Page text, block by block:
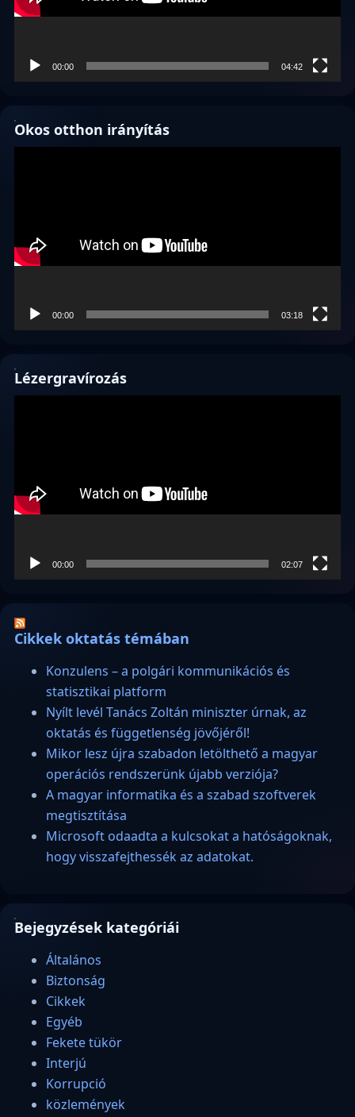
00:00 04:42
Okos otthon irányítás
00:00 03:18
Lézergravírozás
00:00 02:07
Cikkek oktatás témában
Konzulens – a polgári kommunikációs és
statisztikai platform
Nyílt levél Tanács Zoltán miniszter úrnak, az
oktatás és függetlenség jövőjéről!
Mikor lesz újra szabadon letölthető a magyar
operációs rendszerünk újabb verziója?
A magyar informatika és a szabad szoftverek
megtisztítása
Microsoft odaadta a kulcsokat a hatóságoknak,
hogy visszafejthessék az adatokat.
Bejegyzések kategóriái
Általános
Biztonság
Cikkek
Egyéb
Fekete tükör
Interjú
Korrupció
közlemények